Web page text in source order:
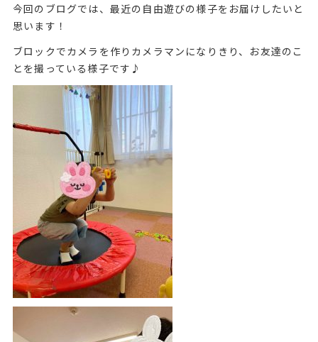
今回のブログでは、最近の自由遊びの様子をお届けしたいと
思います！
ブロックでカメラを作りカメラマンになりきり、お友達のこ
とを撮っている様子です♪